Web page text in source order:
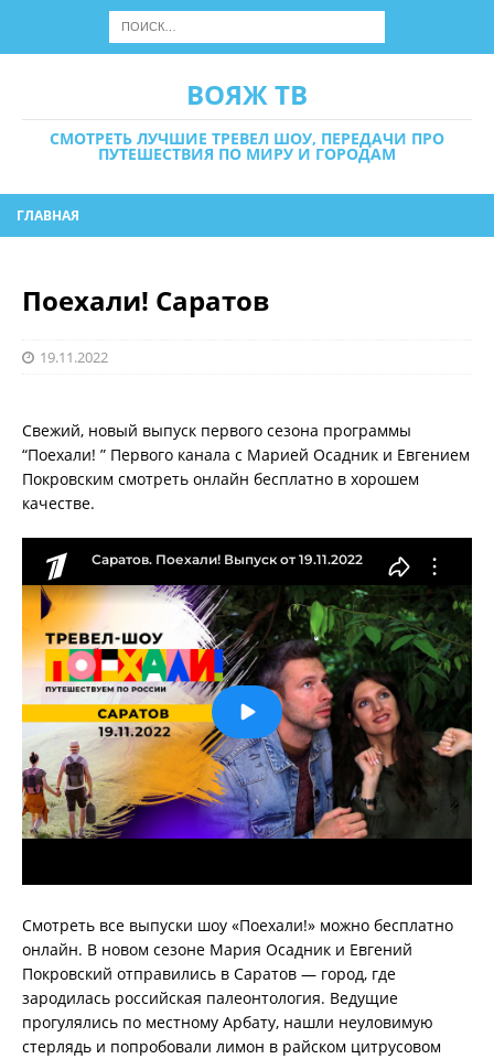
ВОЯЖ ТВ
СМОТРЕТЬ ЛУЧШИЕ ТРЕВЕЛ ШОУ, ПЕРЕДАЧИ ПРО
ПУТЕШЕСТВИЯ ПО МИРУ И ГОРОДАМ
ГЛАВНАЯ
Поехали! Саратов
19.11.2022
Свежий, новый выпуск первого сезона программы
“Поехали! ” Первого канала с Марией Осадник и Евгением
Покровским смотреть онлайн бесплатно в хорошем
качестве.
Смотреть все выпуски шоу «Поехали!» можно бесплатно
онлайн. В новом сезоне Мария Осадник и Евгений
Покровский отправились в Саратов — город, где
зародилась российская палеонтология. Ведущие
прогулялись по местному Арбату, нашли неуловимую
стерлядь и попробовали лимон в райском цитрусовом